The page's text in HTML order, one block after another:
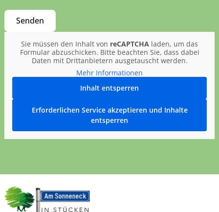
Sie müssen den Inhalt von reCAPTCHA laden, um das
Formular abzuschicken. Bitte beachten Sie, dass dabei
Daten mit Drittanbietern ausgetauscht werden.
Mehr Informationen
Inhalt entsperren
Erforderlichen Service akzeptieren und Inhalte
entsperren